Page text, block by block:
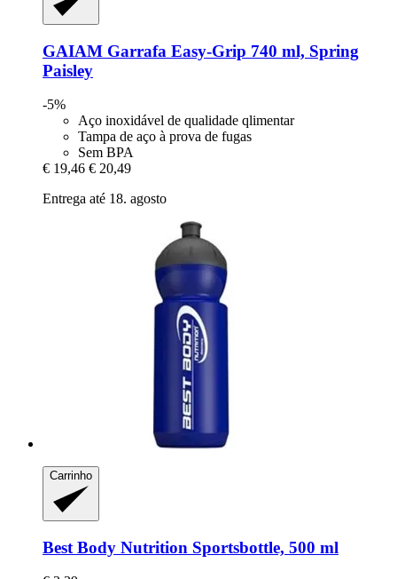
GAIAM Garrafa Easy-​Grip 740 ml, Spring
Paisley
-5%
Aço inoxidável de qualidade qlimentar
Tampa de aço à prova de fugas
Sem BPA
€ 19,46 € 20,49
Entrega até 18. agosto
Carrinho
Best Body Nutrition Sportsbottle, 500 ml